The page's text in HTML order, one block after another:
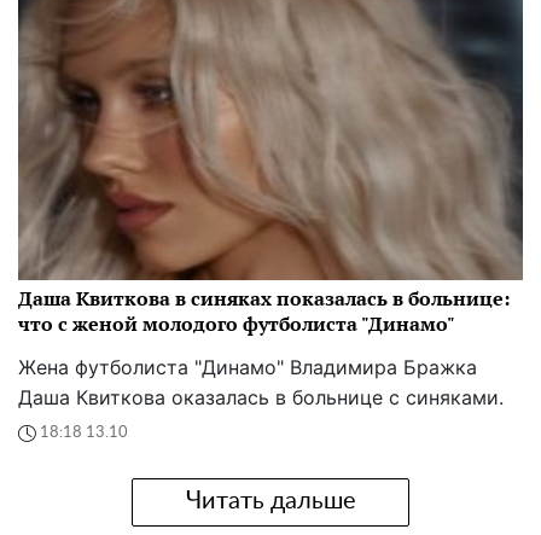
Даша Квиткова в синяках показалась в больнице:
что с женой молодого футболиста "Динамо"
Жена футболиста "Динамо" Владимира Бражка
Даша Квиткова оказалась в больнице с синяками.
18:18 13.10
Читать дальше